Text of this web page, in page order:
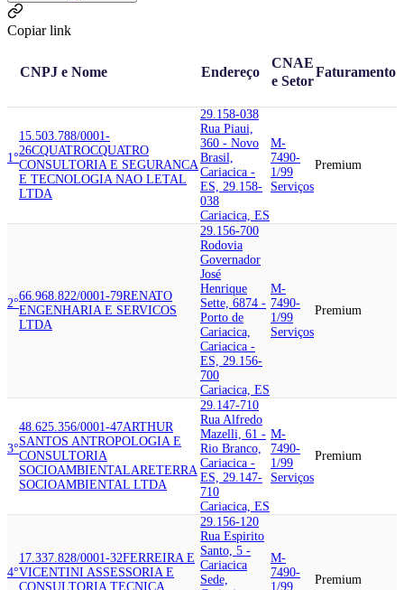
Copiar link
CNPJ e Nome Endereço
CNAE
e Setor
Faturamento
1°
15.503.788/0001-
26CQUATROCQUATRO
CONSULTORIA E SEGURANCA
E TECNOLOGIA NAO LETAL
LTDA
29.158-038
Rua Piaui,
360 - Novo
Brasil,
Cariacica -
ES, 29.158-
038
Cariacica, ES
M-
7490-
1/99
Serviços
Premium
2°
66.968.822/0001-79RENATO
ENGENHARIA E SERVICOS
LTDA
29.156-700
Rodovia
Governador
José
Henrique
Sette, 6874 -
Porto de
Cariacica,
Cariacica -
ES, 29.156-
700
Cariacica, ES
M-
7490-
1/99
Serviços
Premium
3°
48.625.356/0001-47ARTHUR
SANTOS ANTROPOLOGIA E
CONSULTORIA
SOCIOAMBIENTALARETERRA
SOCIOAMBIENTAL LTDA
29.147-710
Rua Alfredo
Mazelli, 61 -
Rio Branco,
Cariacica -
ES, 29.147-
710
Cariacica, ES
M-
7490-
1/99
Serviços
Premium
4°
17.337.828/0001-32FERREIRA E
VICENTINI ASSESSORIA E
CONSULTORIA TECNICA
29.156-120
Rua Espirito
Santo, 5 -
Cariacica
Sede,
M-
7490-
1/99
Premium